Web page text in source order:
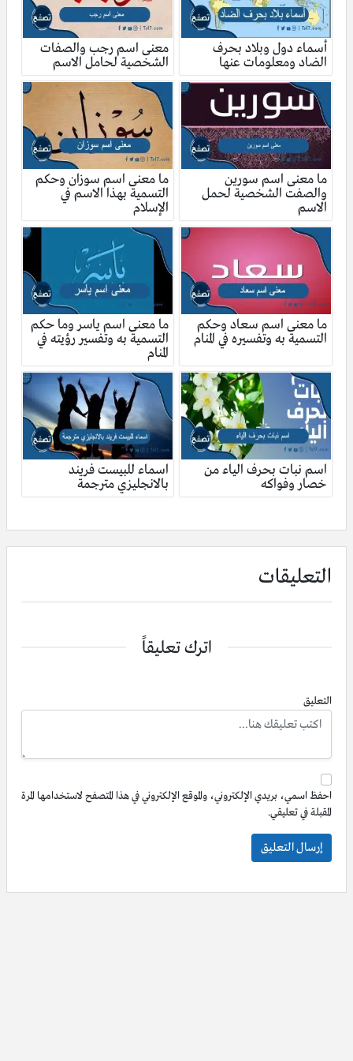
أسماء دول وبلاد بحرف
الضاد ومعلومات عنها
معنى اسم رجب والصفات
الشخصية لحامل الاسم
ما معنى اسم سورين
والصفت الشخصية لحمل
الاسم
ما معنى اسم سوزان وحكم
التسمية بهذا الاسم في
الإسلام
ما معنى اسم سعاد وحكم
التسمية به وتفسيره في المنام
ما معنى اسم ياسر وما حكم
التسمية به وتفسير رؤيته في
المنام
اسم نبات بحرف الياء من
خصار وفواكه
اسماء للبيست فريند
بالانجليزي مترجمة
التعليقات
اترك تعليقاً
التعليق
احفظ اسمي، بريدي الإلكتروني، والموقع الإلكتروني في هذا المتصفح لاستخدامها المرة
المقبلة في تعليقي.